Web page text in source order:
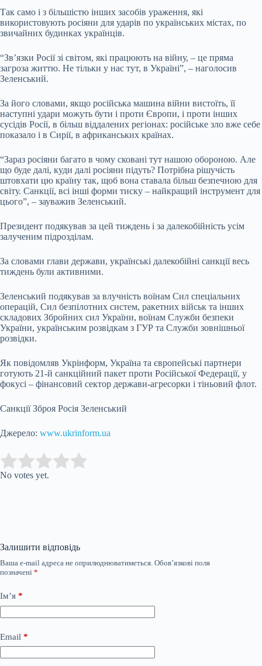
Так само і з більшістю інших засобів ураження, які
використовують росіяни для ударів по українських містах, по
звичайних будинках українців.
“Звʼязки Росії зі світом, які працюють на війну, – це пряма
загроза життю. Не тільки у нас тут, в Україні”, – наголосив
Зеленський.
За його словами, якщо російська машина війни вистоїть, її
наступні удари можуть бути і проти Європи, і проти інших
сусідів Росії, в більш віддалених регіонах: російське зло вже себе
показало і в Сирії, в африканських країнах.
“Зараз росіяни багато в чому сковані тут нашою обороною. Але
що буде далі, куди далі росіяни підуть? Потрібна рішучість
штовхати цю країну так, щоб вона ставала більш безпечною для
світу. Санкції, всі інші форми тиску – найкращий інструмент для
цього”, – зауважив Зеленський.
Президент подякував за цей тиждень і за далекобійність усім
залученим підрозділам.
За словами глави держави, українські далекобійні санкції весь
тиждень були активними.
Зеленський подякував за влучність воїнам Сил спеціальних
операцій, Сил безпілотних систем, ракетних військ та інших
складових Збройних сил України, воїнам Служби безпеки
України, українським розвідкам з ГУР та Служби зовнішньої
розвідки.
Як повідомляв Укрінформ, Україна та європейські партнери
готують 21-й санкційний пакет проти Російської Федерації, у
фокусі – фінансовий сектор держави-агресорки і тіньовий флот.
Санкції Зброя Росія Зеленський
Джерело: www.ukrinform.ua
Rate this item:
No votes yet.
Залишити відповідь
Ваша e-mail адреса не оприлюднюватиметься. Обов’язкові поля
позначені *
Ім’я *
Email *